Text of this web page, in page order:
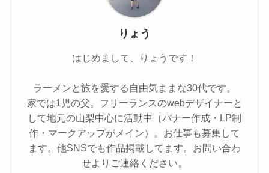
りょう
はじめまして、りょうです！
ラーメンと旅を愛する自由気ままな30代です。
家では1児の父。フリーランスのwebデザイナーと
して地元の山梨中心に活動中（バナー作成・LP制
作・マークアップがメイン）。お仕事も募集して
ます。他SNSでも作品掲載してます。お問い合わ
せよりご連絡ください。